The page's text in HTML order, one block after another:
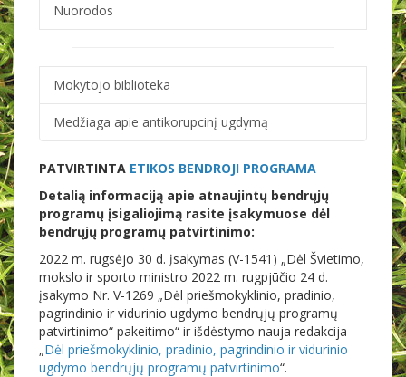
Nuorodos
Mokytojo biblioteka
Medžiaga apie antikorupcinį ugdymą
PATVIRTINTA ETIKOS BENDROJI PROGRAMA
Detalią informaciją apie atnaujintų bendrųjų
programų įsigaliojimą rasite įsakymuose dėl
bendrųjų programų patvirtinimo:
2022 m. rugsėjo 30 d. įsakymas (V-1541) „Dėl Švietimo,
mokslo ir sporto ministro 2022 m. rugpjūčio 24 d.
įsakymo Nr. V-1269 „Dėl priešmokyklinio, pradinio,
pagrindinio ir vidurinio ugdymo bendrųjų programų
patvirtinimo“ pakeitimo“ ir išdėstymo nauja redakcija
„Dėl priešmokyklinio, pradinio, pagrindinio ir vidurinio
ugdymo bendrųjų programų patvirtinimo“.